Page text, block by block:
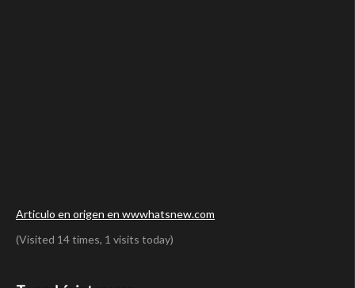
Articulo en origen en wwwhatsnew.com
(Visited 14 times, 1 visits today)